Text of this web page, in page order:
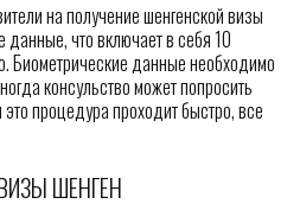
на получение шенгенской визы
что включает в себя 10
Биометрические данные необходимо
консульство может попросить
процедура проходит быстро, все
ШЕНГЕН